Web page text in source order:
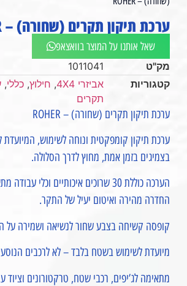
ערכת תיקון תקרים (שחורה) – ROHER
שאל אותנו על המוצר בוואצאפ
מק"ט
1011041
קטגוריות
אביזרי 4X4 , חילוץ, כללי,
תקרים
ערכת תיקון תקרים (שחורה) – ROHER
ערכת תיקון קומפקטית ונוחה לשימוש, המיועדת
בצמיגים בזמן אמת, מחוץ לדרך הסלולה.
הערכה כוללת 30 שרוכים איכותיים וכלי
החדרה מהירה ואיטום יעיל של התקר.
קופסה קשיחה בצבע שחור לנשיאה ושמירה על
מיועדת לשימוש בשטח בלבד – לא לרכבים
מתאימה לג’יפים, רכבי שטח, טרקטורונים וציוד